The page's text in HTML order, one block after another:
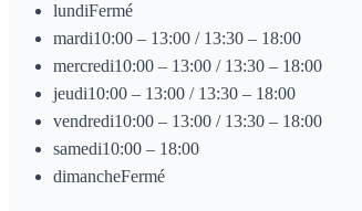
lundiFermé
mardi10:00 – 13:00 / 13:30 – 18:00
mercredi10:00 – 13:00 / 13:30 – 18:00
jeudi10:00 – 13:00 / 13:30 – 18:00
vendredi10:00 – 13:00 / 13:30 – 18:00
samedi10:00 – 18:00
dimancheFermé